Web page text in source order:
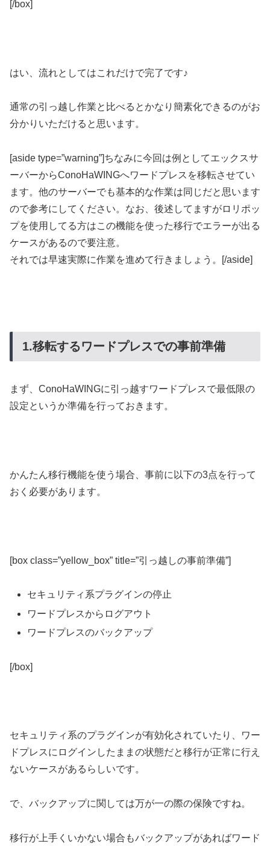
[/box]
はい、流れとしてはこれだけで完了です♪
通常の引っ越し作業と比べるとかなり簡素化できるのがお
分かりいただけると思います。
[aside type=”warning”]ちなみに今回は例としてエックスサ
ーバーからConoHaWINGへワードプレスを移転させてい
ます。他のサーバーでも基本的な作業は同じだと思います
ので参考にしてください。なお、後述してますがロリポッ
プを使用してる方はこの機能を使った移行でエラーが出る
ケースがあるので要注意。
それでは早速実際に作業を進めて行きましょう。[/aside]
1.移転するワードプレスでの事前準備
まず、ConoHaWINGに引っ越すワードプレスで最低限の
設定というか準備を行っておきます。
かんたん移行機能を使う場合、事前に以下の3点を行って
おく必要があります。
[box class=”yellow_box” title=”引っ越しの事前準備”]
セキュリティ系プラグインの停止
ワードプレスからログアウト
ワードプレスのバックアップ
[/box]
セキュリティ系のプラグインが有効化されていたり、ワー
ドプレスにログインしたままの状態だと移行が正常に行え
ないケースがあるらしいです。
で、バックアップに関しては万が一の際の保険ですね。
移行が上手くいかない場合もバックアップがあればワード